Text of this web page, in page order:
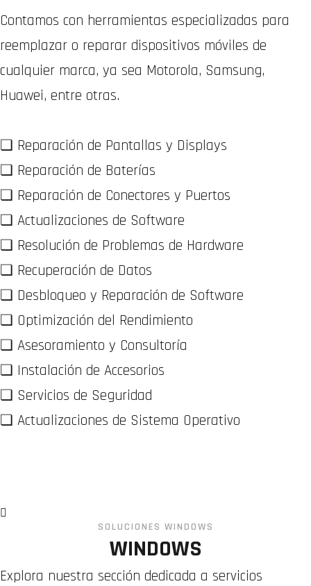
Contamos con herramientas especializadas para
reemplazar o reparar dispositivos móviles de
cualquier marca, ya sea Motorola, Samsung,
Huawei, entre otras.
❏ Reparación de Pantallas y Displays
❏ Reparación de Baterías
❏ Reparación de Conectores y Puertos
❏ Actualizaciones de Software
❏ Resolución de Problemas de Hardware
❏ Recuperación de Datos
❏ Desbloqueo y Reparación de Software
❏ Optimización del Rendimiento
❏ Asesoramiento y Consultoría
❏ Instalación de Accesorios
❏ Servicios de Seguridad
❏ Actualizaciones de Sistema Operativo
SOLUCIONES WINDOWS
WINDOWS
Explora nuestra sección dedicada a servicios